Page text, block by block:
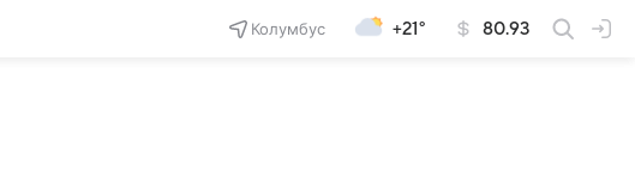
Колумбус +21° 80.93